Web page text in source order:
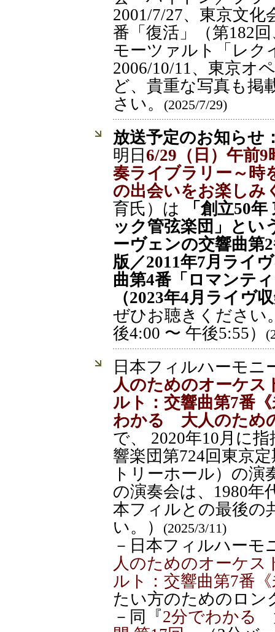
2001/7/27、東京文
番「復活」（第182
モーツァルト「レク
2006/10/11、東京オ
ど、貴重な写真も掲
さい。
(2025/7/29)
放送予定のお知らせ
明日 6/29（日）午前
奏ライブラリー～時
の出会いをお楽しみ
育氏）は
「創立50
ック管弦楽団」とい
ーヴェンの交響曲第
版／2011年7月ライ
曲第4番「ロマンテ
（2023年4月ライヴ
ぜひお聴きください
後4:00 〜 午後5:55）
日本フィルハーモニ
人のためのオーケス
ルト：交響曲第7番
わかる 大人のため
で、 2020年10月に
響楽団第724回東京
トリーホール）の
の演奏会は、1980年
本フィルとの最後の
い。）
(2025/3/11)
－日本フィルハーモ
人のためのオーケス
ルト：交響曲第7番
たい方のためのロン
－同『2分でわかる